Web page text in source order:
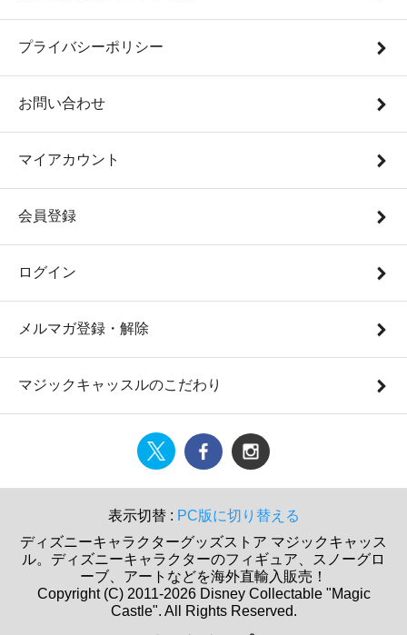
プライバシーポリシー
お問い合わせ
マイアカウント
会員登録
ログイン
メルマガ登録・解除
マジックキャッスルのこだわり
表示切替 : PC版に切り替える
ディズニーキャラクターグッズストア マジックキャッス
ル。ディズニーキャラクターのフィギュア、スノーグロ
ーブ、アートなどを海外直輸入販売！
Copyright (C) 2011-2026 Disney Collectable "Magic
Castle". All Rights Reserved.